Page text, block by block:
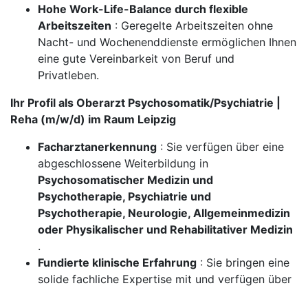
Hohe Work-Life-Balance durch flexible
Arbeitszeiten : Geregelte Arbeitszeiten ohne
Nacht- und Wochenenddienste ermöglichen Ihnen
eine gute Vereinbarkeit von Beruf und
Privatleben.
Ihr Profil als Oberarzt Psychosomatik/Psychiatrie |
Reha (m/w/d) im Raum Leipzig
Facharztanerkennung : Sie verfügen über eine
abgeschlossene Weiterbildung in
Psychosomatischer Medizin und
Psychotherapie, Psychiatrie und
Psychotherapie, Neurologie, Allgemeinmedizin
oder Physikalischer und Rehabilitativer Medizin
.
Fundierte klinische Erfahrung : Sie bringen eine
solide fachliche Expertise mit und verfügen über